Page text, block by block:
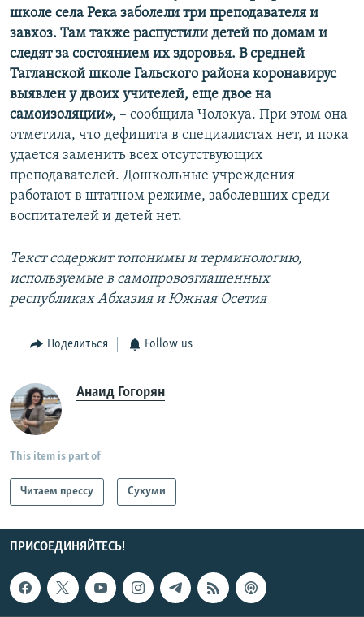
школе села Река заболели три преподавателя и
завхоз. Там также распустили детей по домам и
следят за состоянием их здоровья. В средней
Тагланской школе Гальского района коронавирус
выявлен у двоих учителей, еще двое на
самоизоляции», – сообщила Чолокуа. При этом она
отметила, что дефицита в специалистах нет, и пока
удается заменить всех отсутствующих
преподавателей. Дошкольные учреждения
работают в штатном режиме, заболевших среди
воспитателей и детей нет.
Текст содержит топонимы и терминологию,
используемые в самопровозглашенных
республиках Абхазия и Южная Осетия
Поделиться Follow us
Анаид Гогорян
This item is part of
Читаем прессу Сухуми
ПРИСОЕДИНЯЙТЕСЬ!